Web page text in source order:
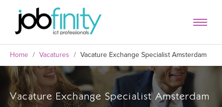
Home / Vacatures / Vacature Exchange Specialist Amsterdam
formulier
Vacature Exchange Specialist Amsterdam